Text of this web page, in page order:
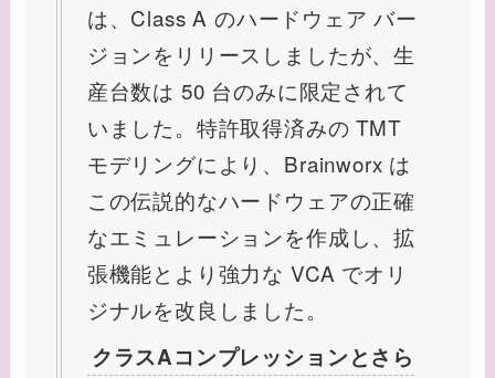
は、Class A のハードウェア バー
ジョンをリリースしましたが、生
産台数は 50 台のみに限定されて
いました。特許取得済みの TMT
モデリングにより、Brainworx は
この伝説的なハードウェアの正確
なエミュレーションを作成し、拡
張機能とより強力な VCA でオリ
ジナルを改良しました。
クラスAコンプレッションとさら